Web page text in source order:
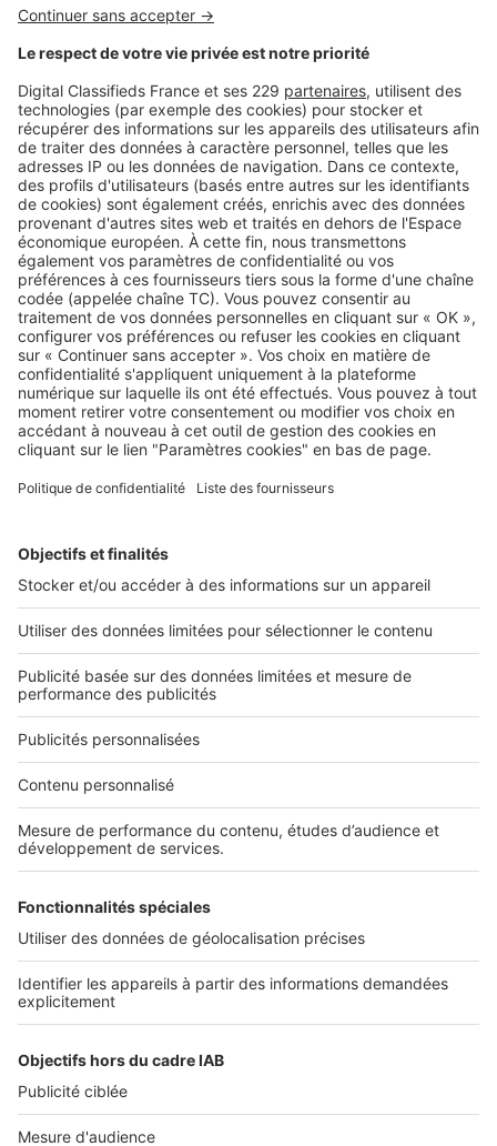
Acheter
PTZ 2026 : quels changements pour
les primo-accédants ?
Image
Acheter
Quel est le meilleur quartier de
Paris pour habiter ou acheter en
2026 ?
Image
Acheter
Les meilleurs quartiers de Marseille
où vivre – le guide complet 2026
Image
Vivre à Bordeaux : dans quel
quartier acheter dans la cité
girondine ?
SeLoger neuf c'est aussi...
DÉCOUVRIR
Annuaire des professionnels
Déposer une annonce sur SeLoger
SELOGER NEUF
Conditions Générales d'Utilisation